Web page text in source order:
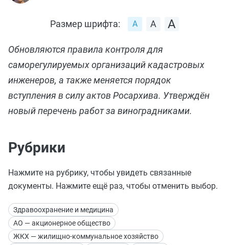
Размер шрифта:
Обновляются правила контроля для
саморегулируемых организаций кадастровых
инженеров, а также меняется порядок
вступления в силу актов Росархива. Утверждён
новый перечень работ за виноградниками.
Рубрики
Нажмите на рубрику, чтобы увидеть связанные
документы. Нажмите ещё раз, чтобы отменить выбор.
Здравоохранение и медицина
АО — акционерное общество
ЖКХ — жилищно-коммунальное хозяйство